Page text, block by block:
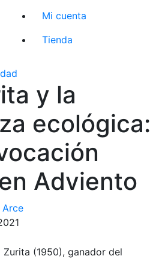
Mi cuenta
Tienda
y la
ecológica:
Adviento
Arce
Zurita (1950), ganador del